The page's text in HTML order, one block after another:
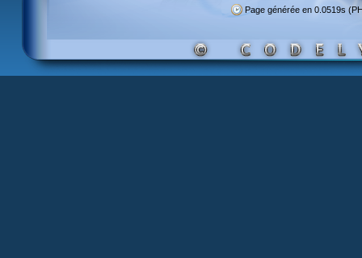
Page générée en 0.0519s